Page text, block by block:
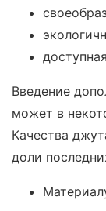
Введение
может в
Качества
доли